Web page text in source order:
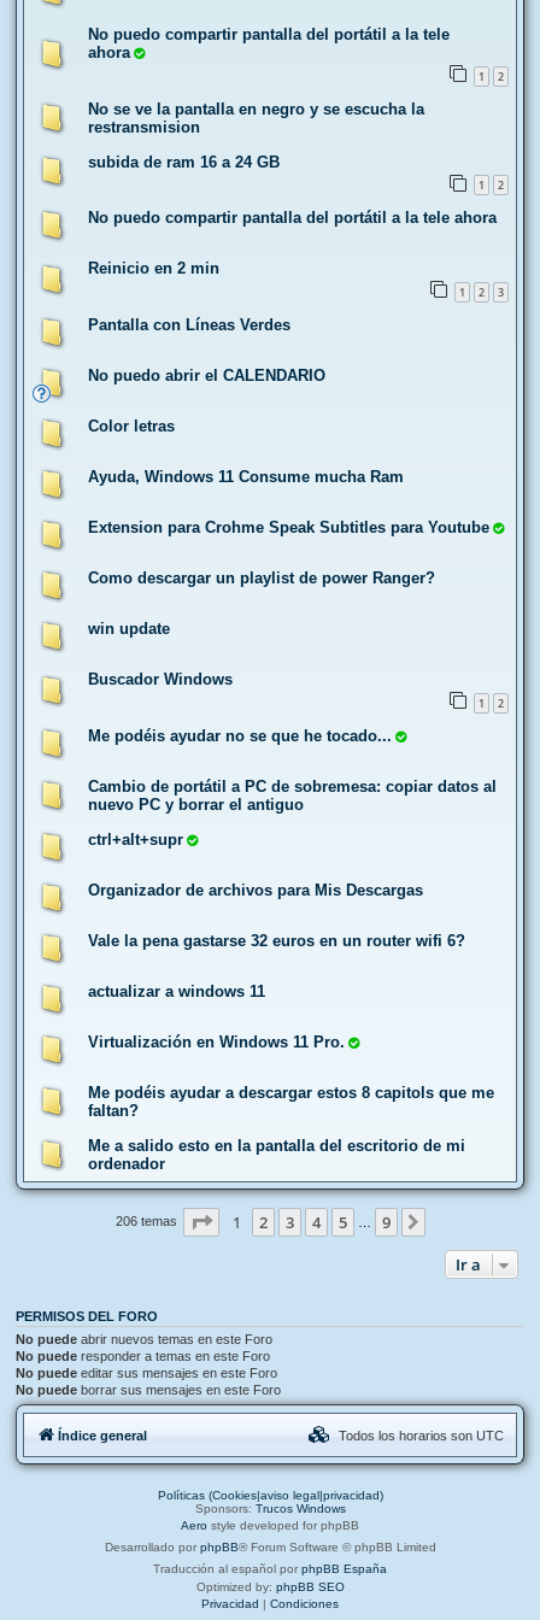
No puedo compartir pantalla del portátil a la tele
ahora
1 2
No se ve la pantalla en negro y se escucha la
restransmision
subida de ram 16 a 24 GB
1 2
No puedo compartir pantalla del portátil a la tele ahora
Reinicio en 2 min
1 2 3
Pantalla con Líneas Verdes
No puedo abrir el CALENDARIO
Color letras
Ayuda, Windows 11 Consume mucha Ram
Extension para Crohme Speak Subtitles para Youtube
Como descargar un playlist de power Ranger?
win update
Buscador Windows
1 2
Me podéis ayudar no se que he tocado...
Cambio de portátil a PC de sobremesa: copiar datos al
nuevo PC y borrar el antiguo
ctrl+alt+supr
Organizador de archivos para Mis Descargas
Vale la pena gastarse 32 euros en un router wifi 6?
actualizar a windows 11
Virtualización en Windows 11 Pro.
Me podéis ayudar a descargar estos 8 capitols que me
faltan?
Me a salido esto en la pantalla del escritorio de mi
ordenador
206 temas Página de
1 2 3 4 5 9
Ir a
PERMISOS DEL FORO
No puede abrir nuevos temas en este Foro
No puede responder a temas en este Foro
No puede editar sus mensajes en este Foro
No puede borrar sus mensajes en este Foro
Índice general Todos los horarios son UTC
Políticas (Cookies|aviso legal|privacidad)
Sponsors: Trucos Windows
Aero style developed for phpBB
Desarrollado por phpBB® Forum Software © phpBB Limited
Traducción al español por phpBB España
Optimized by: phpBB SEO
Privacidad | Condiciones